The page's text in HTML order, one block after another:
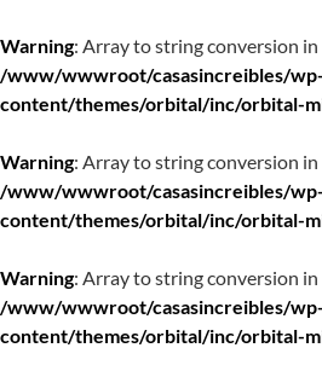
Warning: Array to string conversion in
/www/wwwroot/casasincreibles/wp-
content/themes/orbital/inc/orbital-
Warning: Array to string conversion in
/www/wwwroot/casasincreibles/wp-
content/themes/orbital/inc/orbital-
Warning: Array to string conversion in
/www/wwwroot/casasincreibles/wp-
content/themes/orbital/inc/orbital-